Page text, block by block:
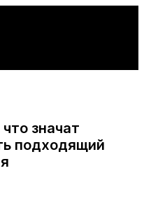
значат
подходящий